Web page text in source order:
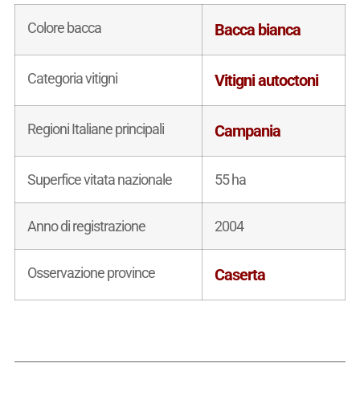
Colore bacca Bacca bianca
Categoria vitigni Vitigni autoctoni
Regioni Italiane principali Campania
Superfice vitata nazionale 55 ha
Anno di registrazione 2004
Osservazione province Caserta